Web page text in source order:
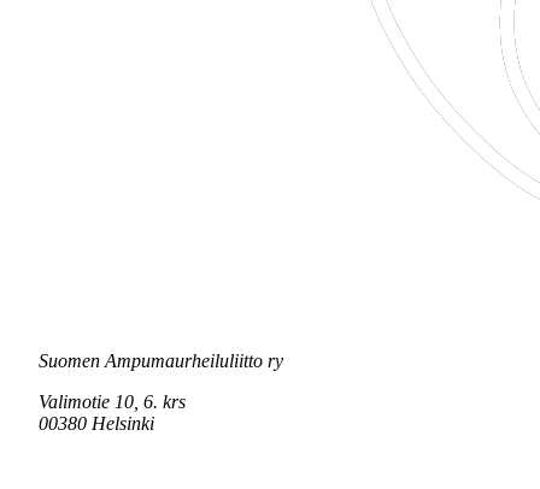
Suomen Ampumaurheiluliitto ry
Valimotie 10, 6. krs
00380 Helsinki